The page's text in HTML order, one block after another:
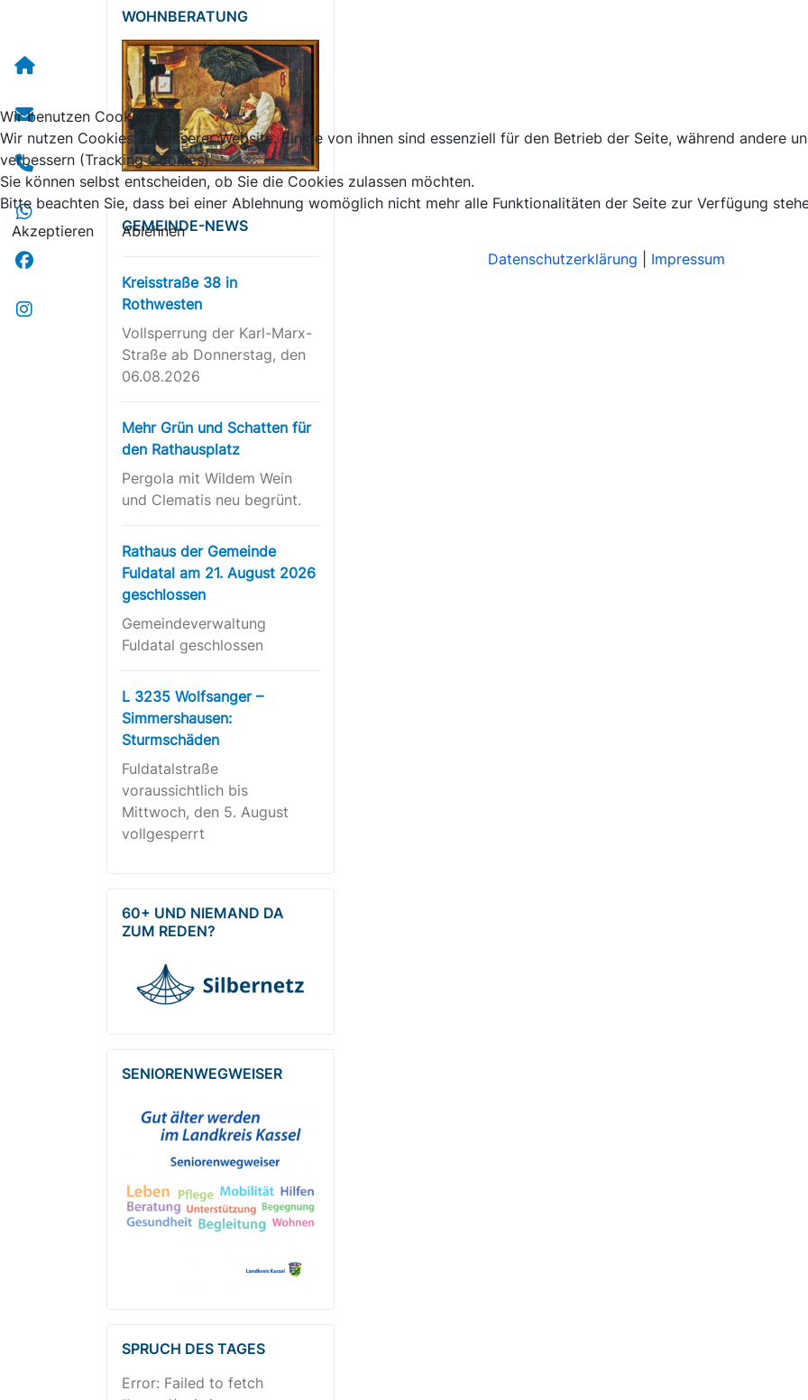
WOHNBERATUNG
GEMEINDE-NEWS
Kreisstraße 38 in
Rothwesten
Vollsperrung der Karl-Marx-
Straße ab Donnerstag, den
06.08.2026
Mehr Grün und Schatten für
den Rathausplatz
Pergola mit Wildem Wein
und Clematis neu begrünt.
Rathaus der Gemeinde
Fuldatal am 21. August 2026
geschlossen
Gemeindeverwaltung
Fuldatal geschlossen
L 3235 Wolfsanger –
Simmershausen:
Sturmschäden
Fuldatalstraße
voraussichtlich bis
Mittwoch, den 5. August
vollgesperrt
60+ UND NIEMAND DA
ZUM REDEN?
SENIOREN­WEG­WEISER
SPRUCH DES TAGES
Error: Failed to fetch
Wir benutzen Cookies
Wir nutzen Cookies auf unserer Website. Einige von ihnen sind essenziell für den Betrieb der Seite, während andere
verbessern (Tracking Cookies).
Sie können selbst entscheiden, ob Sie die Cookies zulassen möchten.
Bitte beachten Sie, dass bei einer Ablehnung womöglich nicht mehr alle Funktionalitäten der Seite zur Verfügung
Akzeptieren
Ablehnen
Datenschutzerklärung
Impressum